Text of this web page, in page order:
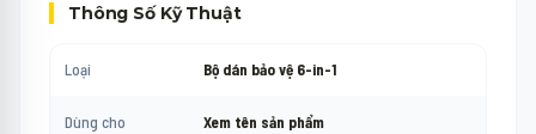
Thông Số Kỹ Thuật
Loại Bộ dán bảo vệ 6-in-1
Dùng cho Xem tên sản phẩm